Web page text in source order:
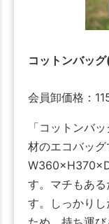
コットンバッ
会員卸価格：
「コットンバ
材のエコバッ
す。マチもあ
す。しっかり